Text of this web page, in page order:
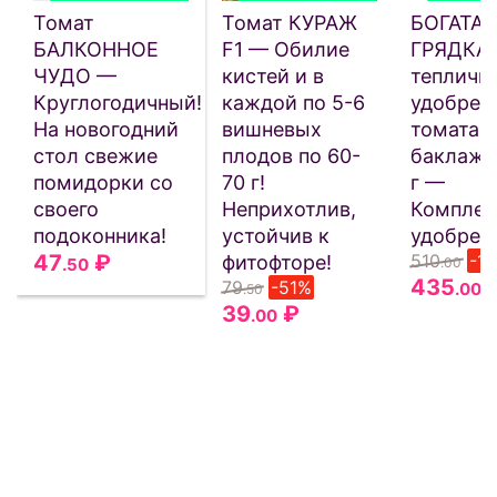
Томат
БАЛКОННОЕ
ЧУДО —
Круглогодичный!
На новогодний
стол свежие
помидорки со
своего
подоконника!
47.50 ₽
Томат КУРАЖ
F1 — Обилие
кистей и в
каждой по 5-6
вишневых
плодов по 60-
70 г!
Неприхотлив,
устойчив к
фитофторе!
79.50 -51%
39.00 ₽
БОГАТАЯ
ГРЯДКА
томата,
г —
510.00 -
435.00